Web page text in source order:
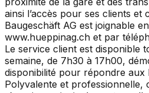
ainsi l’accès pour ses clients
Baugeschäft AG est joignable
www.hueppinag.ch et par
Le service client est disponible
semaine, de 7h30 à 17h00,
disponibilité pour répondre aux
Polyvalente et professionnelle,